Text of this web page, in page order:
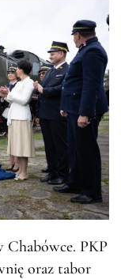
Chabówce. PKP
oraz tabor